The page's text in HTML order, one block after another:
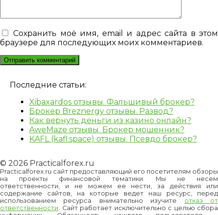
Сохранить моё имя, email и адрес сайта в этом
браузере для последующих моих комментариев.
Последние статьи:
Xibaxardos отзывы. Фальшивый брокер?
Брокер Breznergy отзывы. Развод?
Как вернуть деньги из казино онлайн?
AweMaze отзывы. Брокер мошенник?
KAFL (kafl.space) отзывы. Псевдо брокер?
© 2026 Practicalforex.ru
Practicalforex.ru сайт предоставляющий его посетителям обзоры
на проекты финансовой тематики. Мы не несем
ответственности, и не можем ее нести, за действия или
содержание сайтов, на которые ведет наш ресурс, перед
использованием ресурса внимательно изучите отказ от
ответственности. Сайт работает исключительно с целью сбора